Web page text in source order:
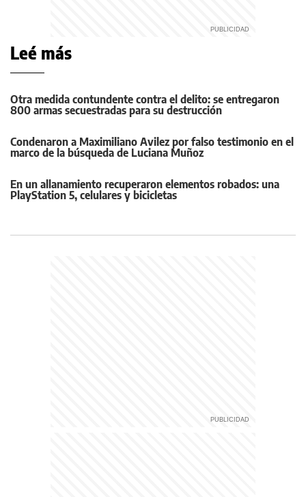
Leé más
Otra medida contundente contra el delito: se entregaron
800 armas secuestradas para su destrucción
Condenaron a Maximiliano Avilez por falso testimonio en el
marco de la búsqueda de Luciana Muñoz
En un allanamiento recuperaron elementos robados: una
PlayStation 5, celulares y bicicletas